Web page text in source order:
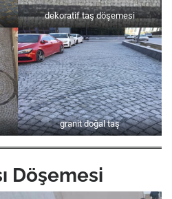
dekoratif taş döşemesi
granit doğal taş
Döşemesi